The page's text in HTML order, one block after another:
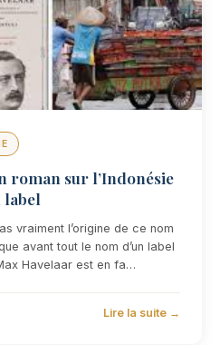
roman sur l’Indonésie
label
vraiment l’origine de ce nom
avant tout le nom d’un label
Havelaar est en fa…
Lire la suite →